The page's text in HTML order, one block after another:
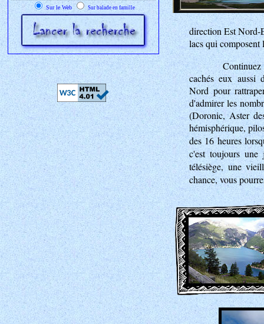
Sur le Web Sur balade en famille
direction Est Nord-
lacs qui composent
cachés eux aussi
Nord pour
d'admirer les
(Doronic, Aster
hémisphérique,
des 16 heures
c'est toujours
télésiège, une
chance, vous